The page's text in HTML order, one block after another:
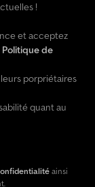
!
et acceptez
Politique de
porpriétaires
quant au
ainsi